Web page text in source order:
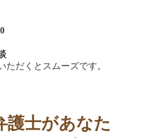
ただくとスムーズです。
護士があなた